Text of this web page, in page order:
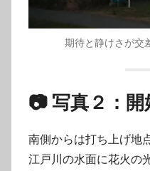
期待と静けさが交
📷 写真２：
南側からは打ち上げ地
江戸川の水面に花火の